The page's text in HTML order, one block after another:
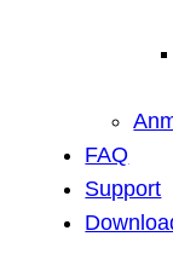
FAQ
Support